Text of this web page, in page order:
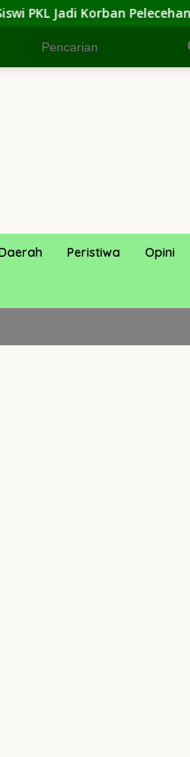
Seksual di Kantor
Peristiwa Opini